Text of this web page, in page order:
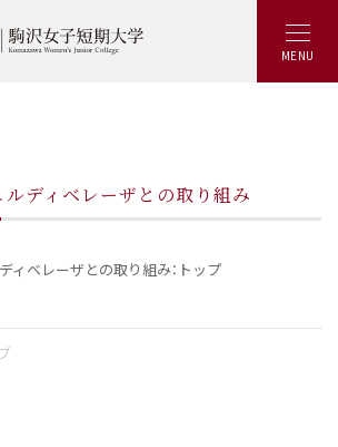
MENU
ルディベレーザとの取り組み
ィベレーザとの取り組み：トップ